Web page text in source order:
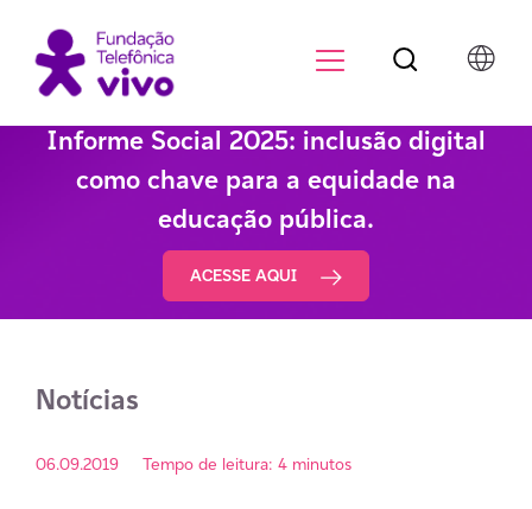
Informe Social 2025: inclusão digital
como chave para a equidade na
educação pública.
ACESSE AQUI
Notícias
06.09.2019 Tempo de leitura: 4 minutos
Botão de